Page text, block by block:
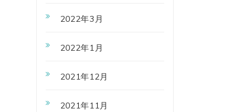
2022年3月
2022年1月
2021年12月
2021年11月